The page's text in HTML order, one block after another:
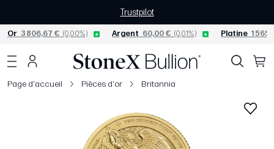
Trustpilot
Or 3 806,67 € (0,00%) Argent 60,00 € (0,01%) Platine 1
Page d'accueil Pièces d'or Britannia